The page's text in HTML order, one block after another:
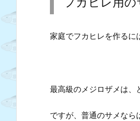
家庭でフカヒレを作るに
最高級のメジロザメは、
ですが、普通のサメなら